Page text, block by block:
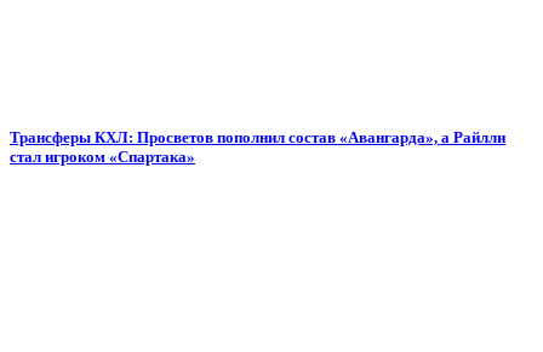
Трансферы КХЛ: Просветов пополнил состав «Авангарда», а Райлли
стал игроком «Спартака»